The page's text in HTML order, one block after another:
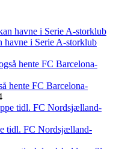
havne i Serie A-storklub
hente FC Barcelona-
tidl. FC Nordsjælland-